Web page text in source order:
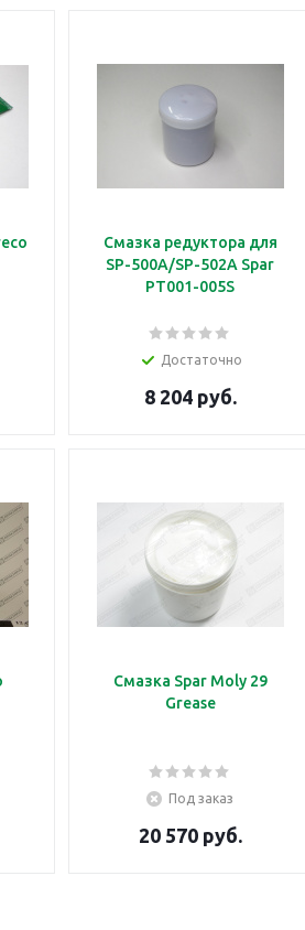
Смазка редуктора для
SP-500A/SP-502A Spar
PT001-005S
Достаточно
8 204 руб.
Смазка Spar Moly 29
Grease
Под заказ
20 570 руб.